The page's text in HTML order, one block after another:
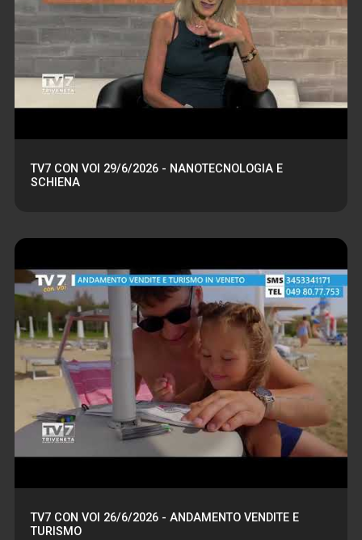
TV7 CON VOI 29/6/2026 - NANOTECNOLOGIA E
SCHIENA
TV7 CON VOI 26/6/2026 - ANDAMENTO VENDITE E
TURISMO